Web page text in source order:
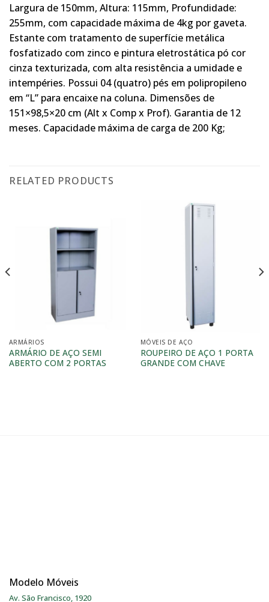
Largura de 150mm, Altura: 115mm, Profundidade:
255mm, com capacidade máxima de 4kg por gaveta.
Estante com tratamento de superfície metálica
fosfatizado com zinco e pintura eletrostática pó cor
cinza texturizada, com alta resistência a umidade e
intempéries. Possui 04 (quatro) pés em polipropileno
em “L” para encaixe na coluna. Dimensões de
151×98,5×20 cm (Alt x Comp x Prof). Garantia de 12
meses. Capacidade máxima de carga de 200 Kg;
RELATED PRODUCTS
ARMÁRIOS
ARMÁRIO DE AÇO SEMI
ABERTO COM 2 PORTAS
MÓVEIS DE AÇO
ROUPEIRO DE AÇO 1 PORTA
GRANDE COM CHAVE
Modelo Móveis
Av. São Francisco, 1920